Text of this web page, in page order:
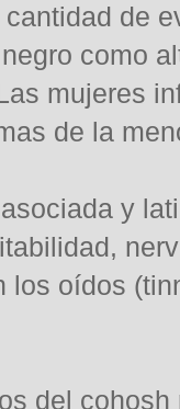
de
como
mujeres
de la
y
los oídos
del